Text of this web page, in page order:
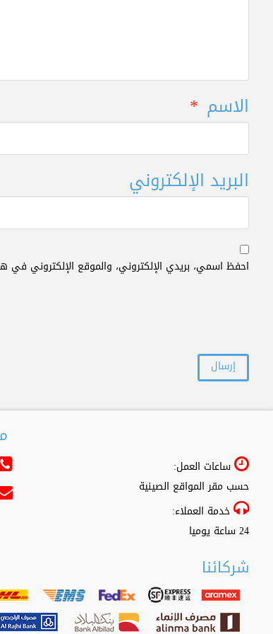
الاسم *
البريد الإلكتروني
احفظ اسمي، بريدي الإلكتروني، والموقع الإلكتروني في
ساعات العمل:
حسب مقر المواقع الصينية
خدمة العملاء:
24 ساعة يوميا
شركائنا